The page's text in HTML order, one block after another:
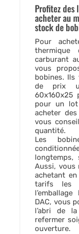
Profitez
acheter au
stock de
Pour
thermique
carburant
vous
bobines. Ils
de prix
60x160x25
pour un lot
acheter
vous
quantité.
Les
longtemps,
Aussi, vous
achetant
tarifs les
DAC, vous
l’abri de
refermer
ouverture.